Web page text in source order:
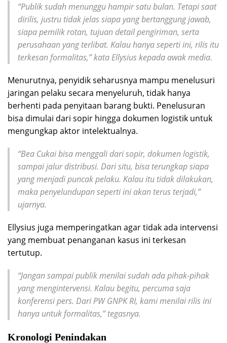
“Publik sudah menunggu hampir satu bulan. Tetapi saat
dirilis, justru tidak jelas siapa yang bertanggung jawab,
siapa pemilik rotan, tujuan detail pengiriman, serta
perusahaan yang terlibat. Kalau hanya seperti ini, rilis itu
terkesan formalitas,” kata Ellysius kepada awak media.
Menurutnya, penyidik seharusnya mampu menelusuri
jaringan pelaku secara menyeluruh, tidak hanya
berhenti pada penyitaan barang bukti. Penelusuran
bisa dimulai dari sopir hingga dokumen logistik untuk
mengungkap aktor intelektualnya.
“Bea Cukai bisa menggali dari sopir, dokumen logistik,
sampai jalur distribusi. Dari situ, bisa terungkap siapa
yang menjadi puncak pelaku. Kalau itu tidak dilakukan,
maka penyelundupan seperti ini akan terus terjadi,”
ujarnya.
Ellysius juga memperingatkan agar tidak ada intervensi
yang membuat penanganan kasus ini terkesan
tertutup.
“Jangan sampai publik menilai sudah ada pihak-pihak
yang mengintervensi. Kalau begitu, percuma saja
konferensi pers. Dari PW GNPK RI, kami menilai rilis ini
hanya untuk formalitas,” tegasnya.
Kronologi Penindakan